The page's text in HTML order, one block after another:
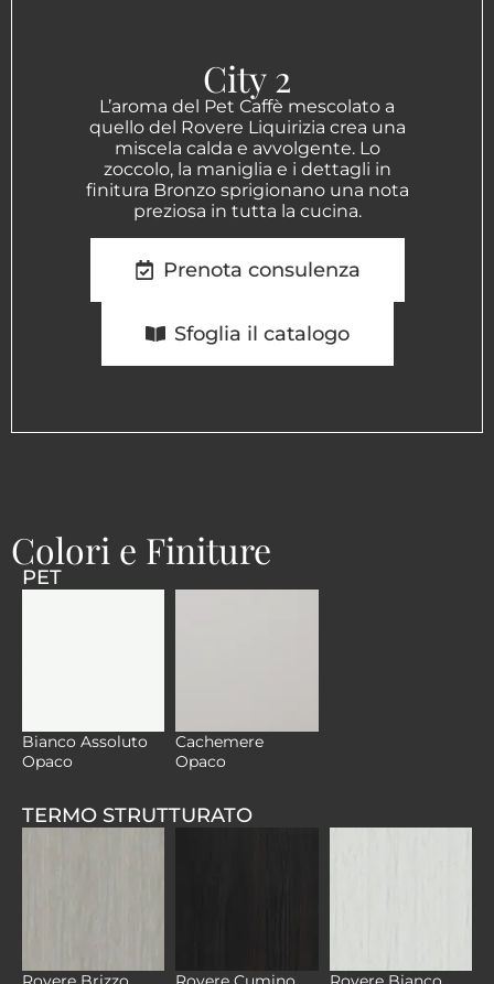
City 2
L’aroma del Pet Caffè mescolato a
quello del Rovere Liquirizia crea una
miscela calda e avvolgente. Lo
zoccolo, la maniglia e i dettagli in
finitura Bronzo sprigionano una nota
preziosa in tutta la cucina.
Prenota consulenza
Sfoglia il catalogo
Colori e Finiture
PET
Bianco Assoluto
Opaco
Cachemere
Opaco
TERMO STRUTTURATO